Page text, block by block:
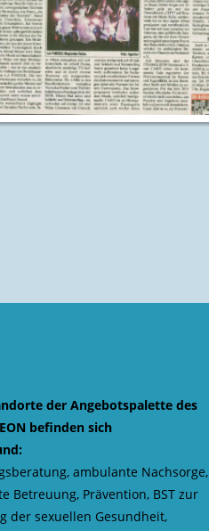
der Angebotspalette des
befinden sich
ambulante Nachsorge,
Betreuung, Prävention, BST zur
der sexuellen Gesundheit,